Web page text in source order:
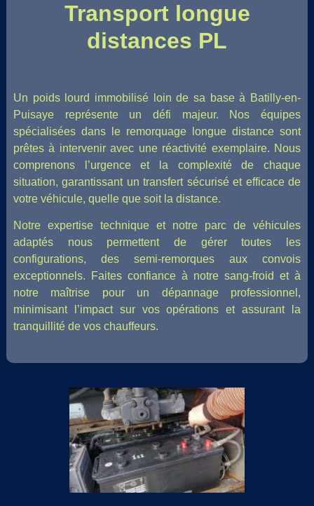
Transport longue
distances PL
Un poids lourd immobilisé loin de sa base à Batilly-en-
Puisaye représente un défi majeur. Nos équipes
spécialisées dans le remorquage longue distance sont
prêtes à intervenir avec une réactivité exemplaire. Nous
comprenons l’urgence et la complexité de chaque
situation, garantissant un transfert sécurisé et efficace de
votre véhicule, quelle que soit la distance.
Notre expertise technique et notre parc de véhicules
adaptés nous permettent de gérer toutes les
configurations, des semi-remorques aux convois
exceptionnels. Faites confiance à notre sang-froid et à
notre maîtrise pour un dépannage professionnel,
minimisant l’impact sur vos opérations et assurant la
tranquillité de vos chauffeurs.